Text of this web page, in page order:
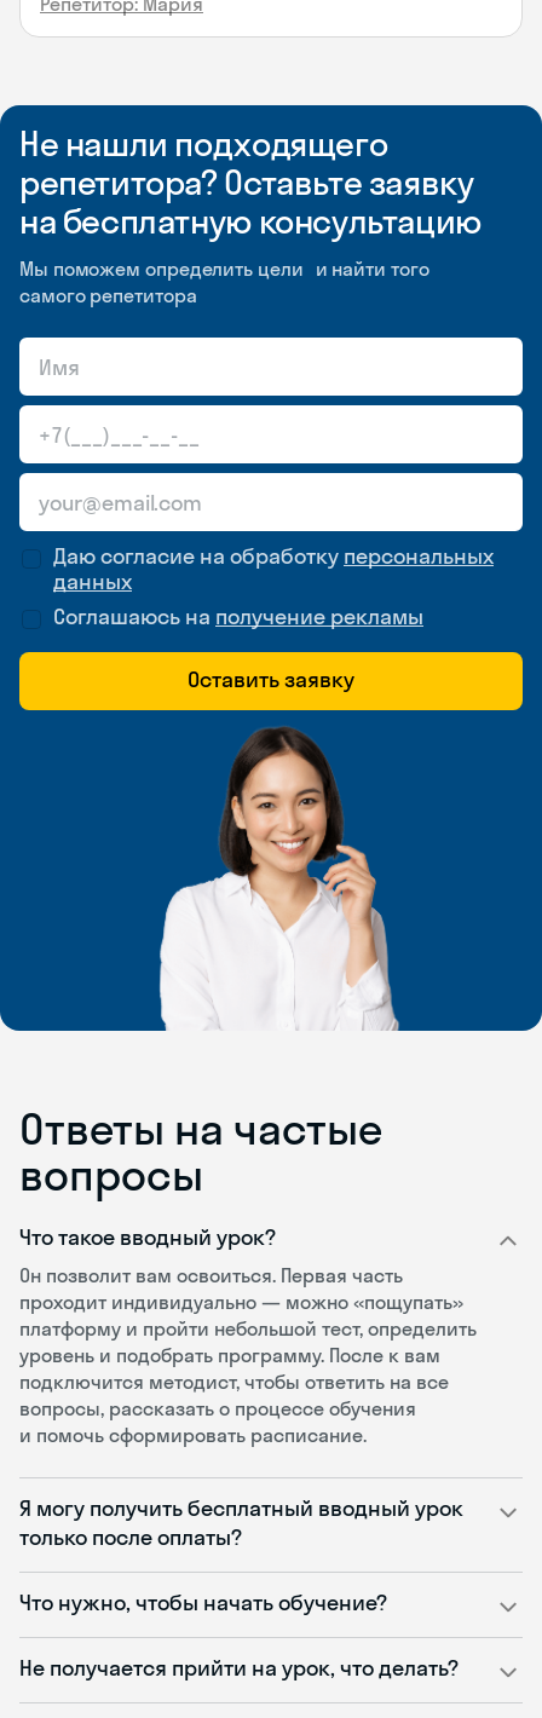
Не нашли подходящего
репетитора? Оставьте заявку
на бесплатную консультацию
Мы поможем определить цели и найти того
самого репетитора
Даю согласие на обработку персональных
данных
Соглашаюсь на получение рекламы
Оставить заявку
Ответы на частые
вопросы
Что такое вводный урок?
Он позволит вам освоиться. Первая часть
проходит индивидуально — можно «пощупать»
платформу и пройти небольшой тест, определить
уровень и подобрать программу. После к вам
подключится методист, чтобы ответить на все
вопросы, рассказать о процессе обучения
и помочь сформировать расписание.
Я могу получить бесплатный вводный урок
только после оплаты?
Что нужно, чтобы начать обучение?
Не получается прийти на урок, что делать?